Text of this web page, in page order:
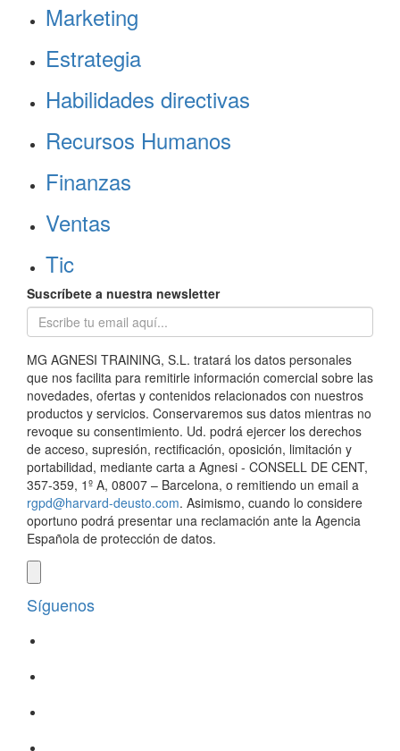
Marketing
Estrategia
Habilidades directivas
Recursos Humanos
Finanzas
Ventas
Tic
Suscríbete a nuestra newsletter
MG AGNESI TRAINING, S.L. tratará los datos personales
que nos facilita para remitirle información comercial sobre las
novedades, ofertas y contenidos relacionados con nuestros
productos y servicios. Conservaremos sus datos mientras no
revoque su consentimiento. Ud. podrá ejercer los derechos
de acceso, supresión, rectificación, oposición, limitación y
portabilidad, mediante carta a Agnesi - CONSELL DE CENT,
357-359, 1º A, 08007 – Barcelona, o remitiendo un email a
rgpd@harvard-deusto.com. Asimismo, cuando lo considere
oportuno podrá presentar una reclamación ante la Agencia
Española de protección de datos.
Síguenos